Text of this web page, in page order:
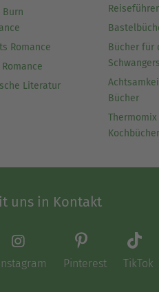
Burn
Romance
Romance
Literatur
Reiseführer
Bücher für
Bücher
Thermomix
Kochbücher
uns in Kontakt
Instagram Pinterest TikTok